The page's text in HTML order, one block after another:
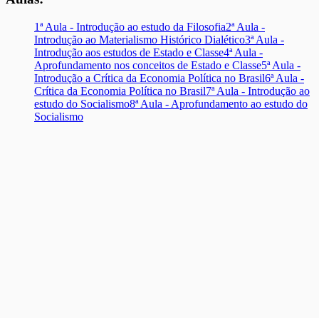
1ª Aula - Introdução ao estudo da Filosofia2ª Aula -
Introdução ao Materialismo Histórico Dialético3ª Aula -
Introdução aos estudos de Estado e Classe4ª Aula -
Aprofundamento nos conceitos de Estado e Classe5ª Aula -
Introdução a Crítica da Economia Política no Brasil6ª Aula -
Crítica da Economia Política no Brasil7ª Aula - Introdução ao
estudo do Socialismo8ª Aula - Aprofundamento ao estudo do
Socialismo